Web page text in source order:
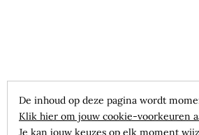
De inhoud op deze pagina wordt
Klik hier om jouw cookie-voorkeuren
Je kan jouw keuzes op elk moment